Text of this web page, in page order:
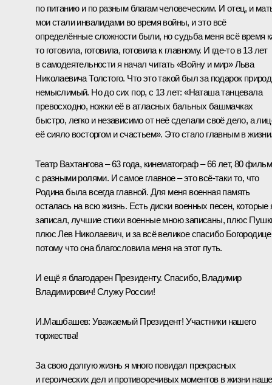
по питанию и по разным благам человеческим. И отец, и
мои стали инвалидами во время войны, и это всё
определённые сложности были, но судьба меня всё время
то готовила, готовила, готовила к главному. И где-то в 13 лет
в самодеятельности я начал читать «Войну и мир» Льва
Николаевича Толстого. Что это такой был за подарок
немыслимый. Но до сих пор, с 13 лет: «Наташа танцевала
превосходно, ножки её в атласных бальных башмачках
быстро, легко и независимо от неё сделали своё дело, а
её сияло восторгом и счастьем». Это стало главным в
Театр Вахтангова – 63 года, кинематограф – 66 лет, 80
с разными ролями. И самое главное – это всё-таки то, что
Родина была всегда главной. Для меня военная память
осталась на всю жизнь. Есть диски военных песен, которые
записал, лучшие стихи военные мною записаны, плюс
плюс Лев Николаевич, и за всё великое спасибо
потому что она благословила меня на этот путь.
И ещё я благодарен Президенту. Спасибо, Владимир
Владимирович! Служу России!
И.Машбашев: Уважаемый Президент! Участники нашего
торжества!
За свою долгую жизнь я много повидал прекрасных
и героических дел и противоречивых моментов в жизни